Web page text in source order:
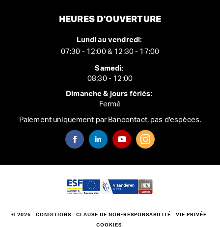
HEURES D'OUVERTURE
Lundi au vendredi:
07:30 - 12:00 & 12:30 - 17:00
Samedi:
08:30 - 12:00
Dimanche & jours fériés:
Fermé
Paiement uniquement par Bancontact, pas d'espèces.
© 2026 CONDITIONS CLAUSE DE NON-RESPONSABILITÉ VIE PRIVÉE
COOKIES